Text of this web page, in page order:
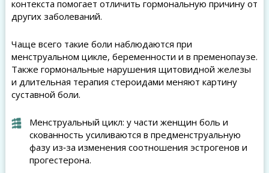
контекста помогает отличить гормональную причину от
других заболеваний.
Чаще всего такие боли наблюдаются при
менструальном цикле, беременности и в пременопаузе.
Также гормональные нарушения щитовидной железы
и длительная терапия стероидами меняют картину
суставной боли.
Менструальный цикл: у части женщин боль и
скованность усиливаются в предменструальную
фазу из‑за изменения соотношения эстрогенов и
прогестерона.